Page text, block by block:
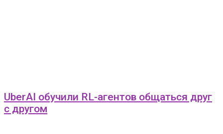
UberAI обучили RL-агентов общаться друг
с другом